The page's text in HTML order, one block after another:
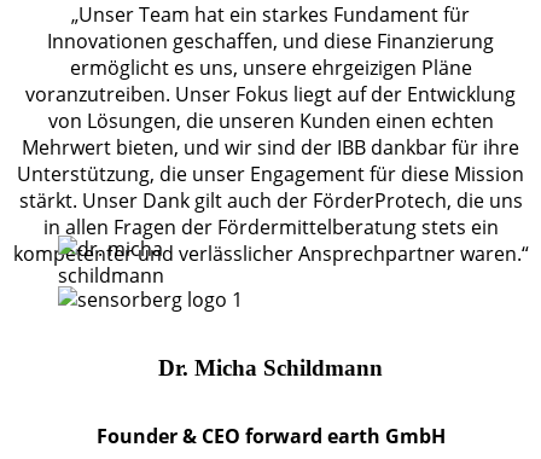
„Unser Team hat ein starkes Fundament für
Innovationen geschaffen, und diese Finanzierung
ermöglicht es uns, unsere ehrgeizigen Pläne
voranzutreiben. Unser Fokus liegt auf der Entwicklung
von Lösungen, die unseren Kunden einen echten
Mehrwert bieten, und wir sind der IBB dankbar für ihre
Unterstützung, die unser Engagement für diese Mission
stärkt. Unser Dank gilt auch der FörderProtech, die uns
in allen Fragen der Fördermittelberatung stets ein
kompetenter und verlässlicher Ansprechpartner waren.“
Dr. Micha Schildmann
Founder & CEO forward earth GmbH